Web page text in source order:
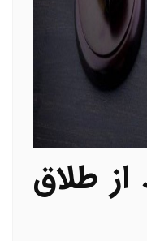
از طلاق